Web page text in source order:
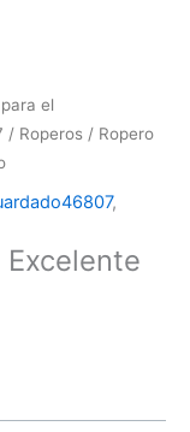
el
/ Roperos / Ropero
,